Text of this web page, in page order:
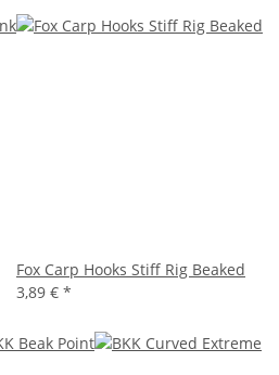
Fox Carp Hooks Stiff Rig Beaked
3,89 € *